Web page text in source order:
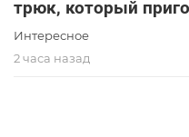
трюк, который
Интересное
2 часа назад